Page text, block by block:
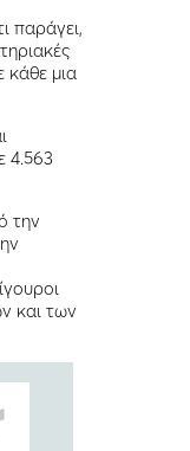
παράγει,
κάθε μια
4.563
την
και των